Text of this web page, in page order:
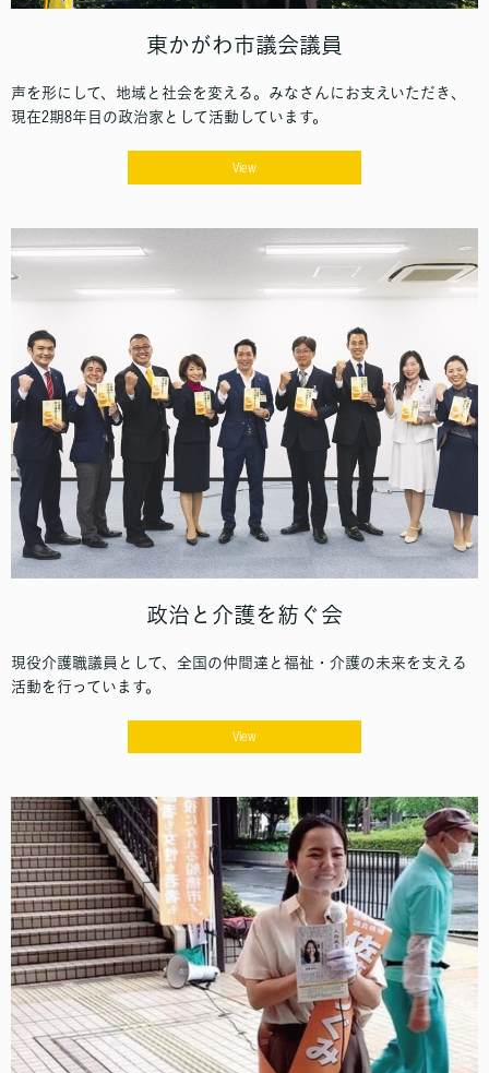
東かがわ市議会議員
声を形にして、地域と社会を変える。みなさんにお支えいただき、
現在2期8年目の政治家として活動しています。
View
政治と介護を紡ぐ会
現役介護職議員として、全国の仲間達と福祉・介護の未来を支える
活動を行っています。
View